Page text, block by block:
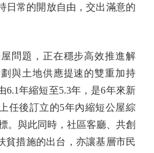
日常的開放自由，交出滿意的
題，正在穩步高效推進解
與土地供應提速的雙重加持
6.1年縮短至5.3年，是6年來新
任後訂立的5年內縮短公屋綜
。與此同時，社區客廳、共創
貧措施的出台，亦讓基層市民